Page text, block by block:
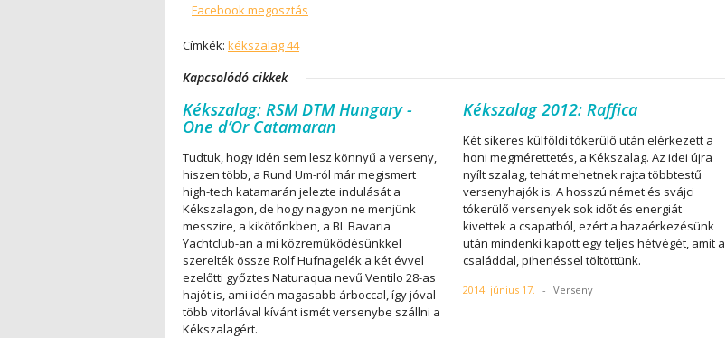
Facebook megosztás
Címkék: kékszalag 44
Kapcsolódó cikkek
Kékszalag: RSM DTM Hungary -
One d’Or Catamaran
Tudtuk, hogy idén sem lesz könnyű a verseny,
hiszen több, a Rund Um-ról már megismert
high-tech katamarán jelezte indulását a
Kékszalagon, de hogy nagyon ne menjünk
messzire, a kikötőnkben, a BL Bavaria
Yachtclub-an a mi közreműködésünkkel
szerelték össze Rolf Hufnagelék a két évvel
ezelőtti győztes Naturaqua nevű Ventilo 28-as
hajót is, ami idén magasabb árboccal, így jóval
több vitorlával kívánt ismét versenybe szállni a
Kékszalagért.
Kékszalag 2012: Raffica
Két sikeres külföldi tókerülő után elérkezett a
honi megmérettetés, a Kékszalag. Az idei újra
nyílt szalag, tehát mehetnek rajta többtestű
versenyhajók is. A hosszú német és svájci
tókerülő versenyek sok időt és energiát
kivettek a csapatból, ezért a hazaérkezésünk
után mindenki kapott egy teljes hétvégét, amit a
családdal, pihenéssel töltöttünk.
2014. június 17. - Verseny